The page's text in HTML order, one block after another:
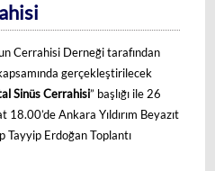
Cerrahisi Derneği tarafından
gerçekleştirilecek
Sinüs Cerrahisi” başlığı ile 26
Ankara Yıldırım Beyazıt
Tayyip Erdoğan Toplantı